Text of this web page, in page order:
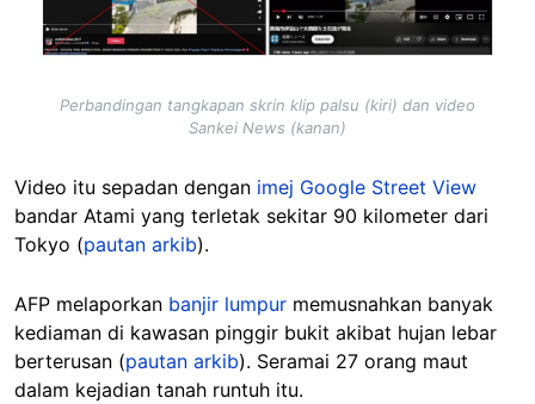
Perbandingan tangkapan skrin klip palsu (kiri) dan video
Sankei News (kanan)
Video itu sepadan dengan imej Google Street View
bandar Atami yang terletak sekitar 90 kilometer dari
Tokyo (pautan arkib).
AFP melaporkan banjir lumpur memusnahkan banyak
kediaman di kawasan pinggir bukit akibat hujan lebar
berterusan (pautan arkib). Seramai 27 orang maut
dalam kejadian tanah runtuh itu.